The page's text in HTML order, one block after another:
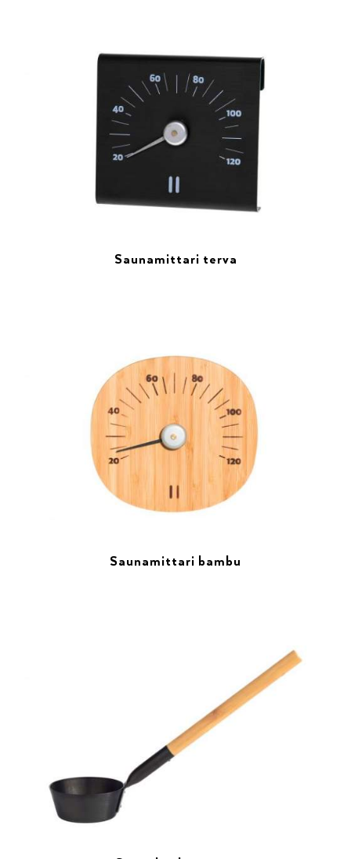
Saunamittari terva
Saunamittari bambu